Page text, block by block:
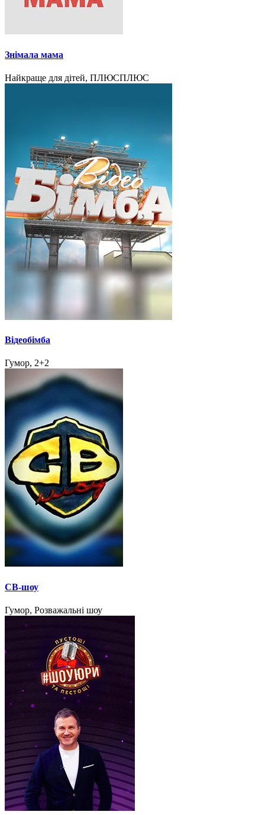
Знімала мама
Найкраще для дітей, ПЛЮСПЛЮС
Відеобімба
Гумор, 2+2
СВ-шоу
Гумор, Розважальні шоу